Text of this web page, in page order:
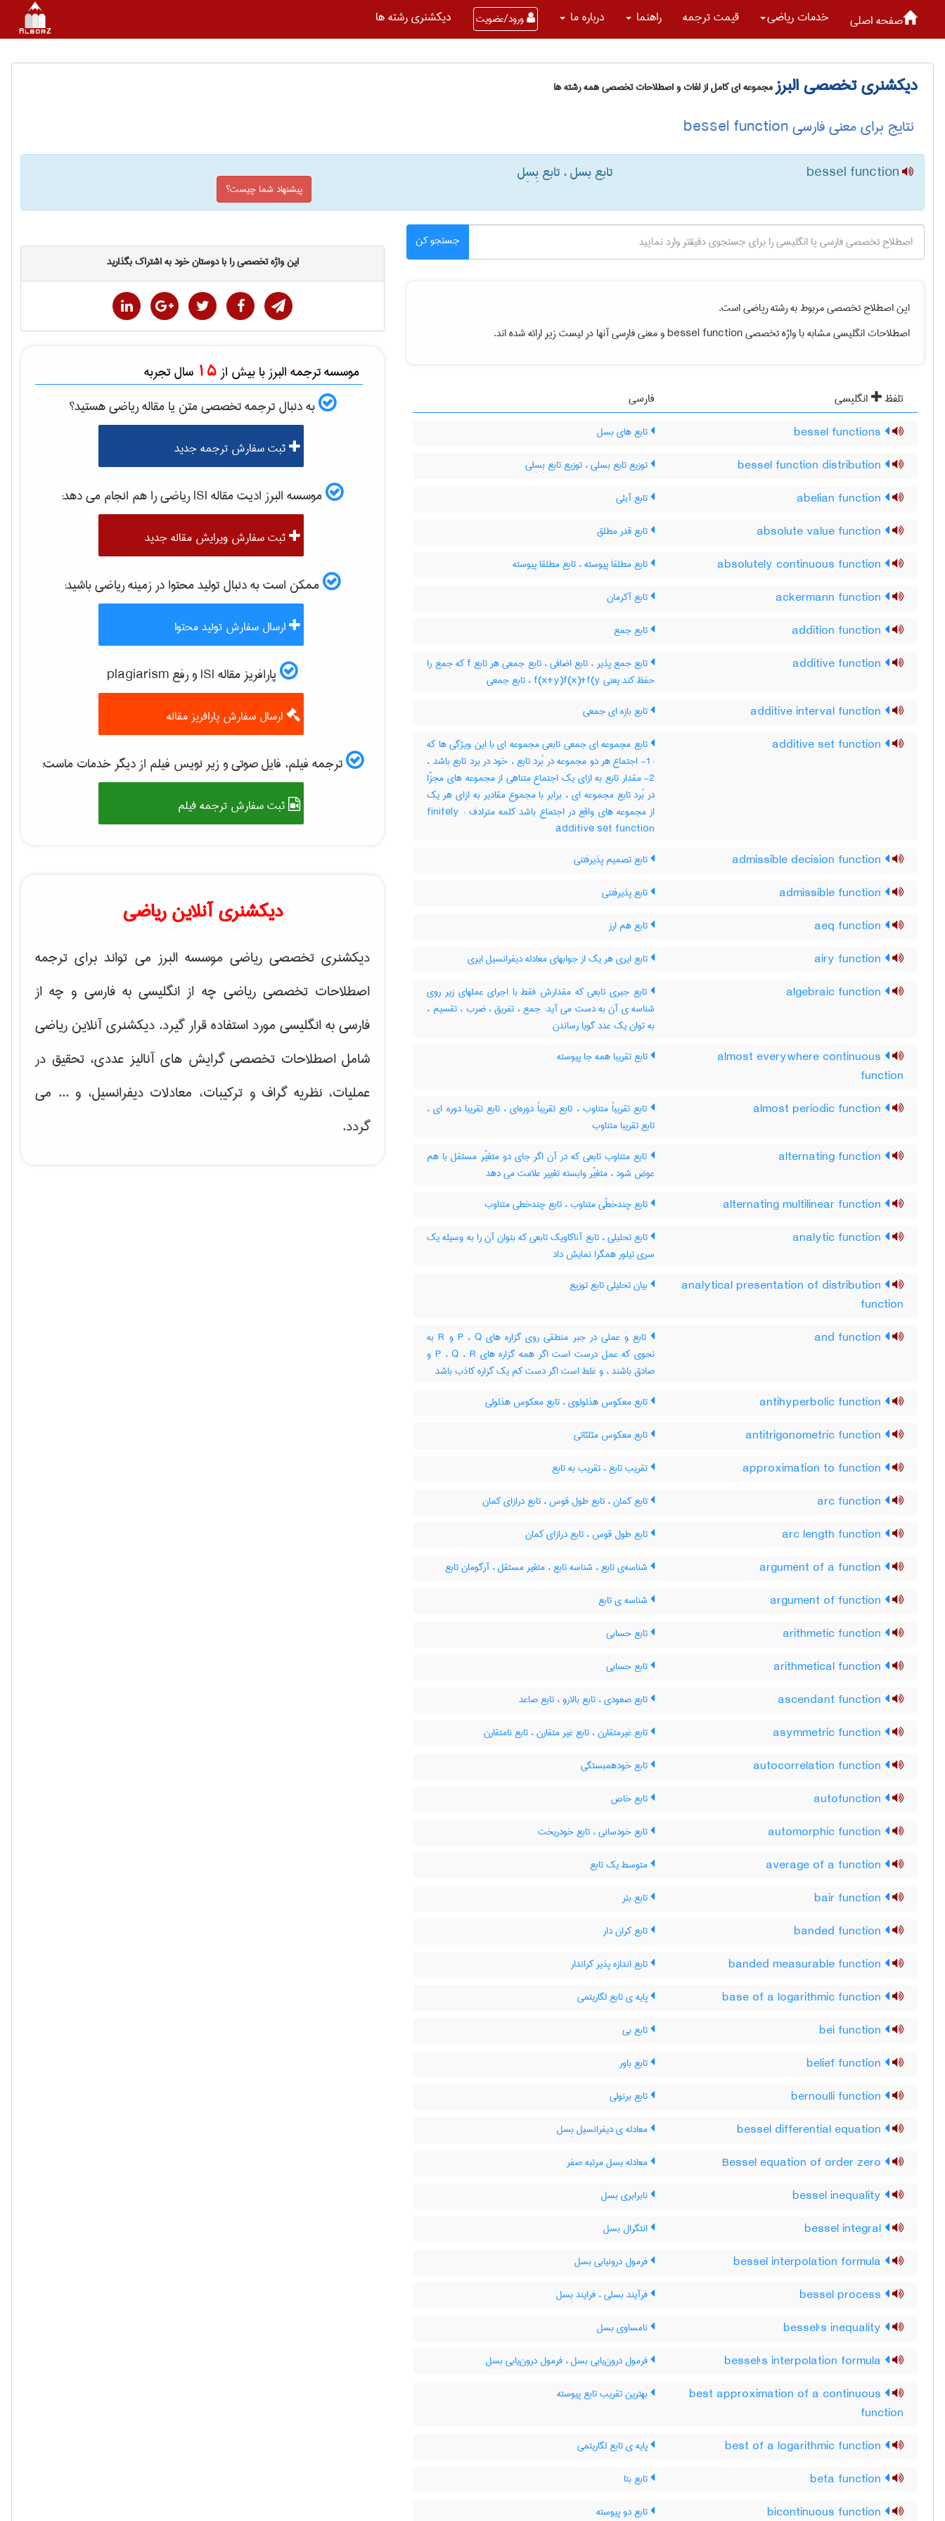
صفحه اصلی خدمات رياضی قیمت ترجمه راهنما درباره ما ورود/عضویت دیکشنری رشته ها
دیکشنری تخصصی البرزمجموعه ای کامل از لغات و اصطلاحات تخصصی همه رشته ها
نتایج برای معنی فارسی bessel function
bessel function تابع بسل ، تابع بِسِل
پیشنهاد شما چیست؟
جستجو کن
این اصطلاح تخصصی مربوط به رشتهرياضیاست.
اصطلاحات انگلیسی مشابه با واژه تخصصیbessel functionو معنی فارسی آنها در لیست زیر ارائه شده اند.
تلفظ انگلیسی
فارسی
تابع های بسل
توزیع تابع بسلی ، توزیع تابع بِسِلی
تابع آبلی
تابع قدر مطلق
تابع مطلقاَ پیوسته ، تابع مطلقا پیوسته
تابع آکرمان
تابع جمع
تابع جمع پذیر ، تابع اضافی ، تابع جمعی هر تابع f که جمع را
حفظ کند یعنی f(x+y)f(x)+f(y ، تابع جمعی
تابع بازه ای جمعی
تابع مجموعه ای جمعی تابعی مجموعه ای با این ویژگی ها که
: 1- اجتماع هر دو مجموعه در بُرد تابع ، خود در برد تابع باشد ،
2- مقدار تابع به ازای یک اجتماع متناهی از مجموعه های مجزّا
در بُرد تابع مجموعه ای ، برابر با مجموع مقادیر به ازای هر یک
از مجموعه های واقع در اجتماع باشد کلمه مترادف : finitely
additive set function
تابع تصمیم پذیرفتنی
تابع پذیرفتنی
تابع هم ارز
تابع ایری هر یک از جوابهای معادله دیفرانسیل ایری
تابع جبری تابعی که مقدارش فقط با اجرای عملهای زیر روی
شناسه ی آن به دست می آید: جمع ، تفریق ، ضرب ، تقسیم ،
به توان یک عدد گویا رساندن
almost everywhere continuous
function
تابع تقریبا همه جا پیوسته
تابع تقریباً متناوب ، تابع تقریباً دوره‌ای ، تابع تقریبا دوره ای ،
تابع تقریبا متناوب
تابع متناوب تابعی که در آن اگر جای دو متغیّر مستقل با هم
عوض شود ، متغیّر وابسته تغییر علامت می دهد
تابع چندخطّی متناوب ، تابع چندخطی متناوب
تابع تحلیلی ، تابع آناکاویک تابعی که بتوان آن را به وسیله یک
سری تیلور همگرا نمایش داد
analytical presentation of distribution
function
بیان تحلیلی تابع توزیع
تابع وَ عملی در جبر منطقی روی گزاره های P ، Q و R به
نحوی که عمل درست است اگر همه گزاره های P ، Q ، R و
صادق باشند ، و غلط است اگر دست کم یک گزاره کاذب باشد
تابع معکوس هذلولوی ، تابع معکوس هذلولی
تابع معکوس مثلثاتی
تقریب تابع ، تقریب به تابع
تابع کمان ، تابع طول قوس ، تابع درازای کمان
تابع طول قوس ، تابع درازای کمان
شناسه‌ی تابع ، شناسه تابع ، متغیر مستقل ، آرگومان تابع
شناسه ی تابع
تابع حسابی
تابع حسابی
تابع صعودی ، تابع بالارو ، تابع صاعد
تابع غیرمتقارن ، تابع غیر متقارن ، تابع نامتقارن
تابع خودهمبستگی
تابع خاص
تابع خودسانی ، تابع خودریخت
متوسط یک تابع
تابع بئر
تابع کران دار
تابع اندازه پذیر کراندار
پایه ی تابع لگاریتمی
تابع بی
تابع باور
تابع برنولی
معادله ی دیفرانسیل بِسل
معادله بسل مرتبه صفر
نابرابری بسل
انتگرال بسل
فرمول درونیابی بسل
فرآیند بسلی ، فرایند بِسِل
نامساوی بسل
فرمول درون‌یابی بسل ، فرمول درون‌یابی بِسِل
best approximation of a continuous
function
بهترین تقریب تابع پیوسته
پایه ی تابع لگاریتمی
تابع بتا
تابع دو پیوسته
این واژه تخصصی را با دوستان خود به اشتراک بگذارید
موسسه ترجمه البرز با بیش از 15 سال تجربه
به دنبال ترجمه تخصصی متن یا مقالهرياضیهستید؟
ثبت سفارش ترجمه جدید
موسسه البرز ادیت مقاله ISI رياضیرا هم انجام می دهد:
ثبت سفارش ویرایش مقاله جدید
ممکن است به دنبال تولید محتوا در زمینهرياضیباشید:
ارسال سفارش تولید محتوا
پارافریز مقاله ISI و رفع plagiarism
ارسال سفارش پارافریز مقاله
ترجمه فیلم، فایل صوتی و زیر نویس فیلم از دیگر خدمات ماست:
ثبت سفارش ترجمه فیلم
دیکشنری آنلاین ریاضی
دیکشنری تخصصی ریاضی موسسه البرز می تواند برای ترجمه
اصطلاحات تخصصی ریاضی چه از انگلیسی به فارسی و چه از
فارسی به انگلیسی مورد استفاده قرار گیرد. دیکشنری آنلاین ریاضی
شامل اصطلاحات تخصصی گرایش هایآنالیز عددی، تحقیق در
عملیات، نظریه گراف و تركیبات، معادلات دیفرانسیل، و ... می
گردد.